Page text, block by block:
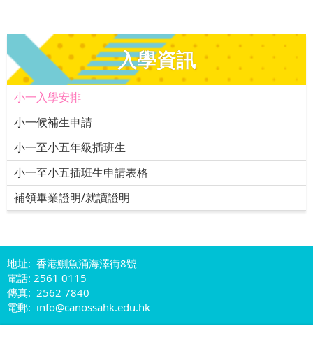
入學資訊
小一入學安排
小一候補生申請
小一至小五年級插班生
小一至小五插班生申請表格
補領畢業證明/就讀證明
地址: 香港鰂魚涌海澤街8號
電話: 2561 0115
傳真: 2562 7840
電郵: info@canossahk.edu.hk